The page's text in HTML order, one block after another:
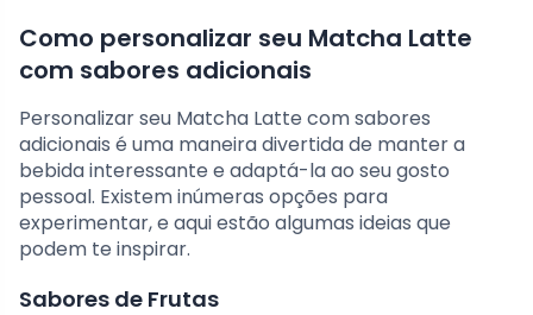
Como personalizar seu Matcha Latte
com sabores adicionais
Personalizar seu Matcha Latte com sabores
adicionais é uma maneira divertida de manter a
bebida interessante e adaptá-la ao seu gosto
pessoal. Existem inúmeras opções para
experimentar, e aqui estão algumas ideias que
podem te inspirar.
Sabores de Frutas